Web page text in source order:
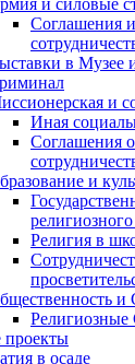
и силовые
Соглашения
в Музее
и
Иная
Соглашения
и
Религия в
проекты
в осаде